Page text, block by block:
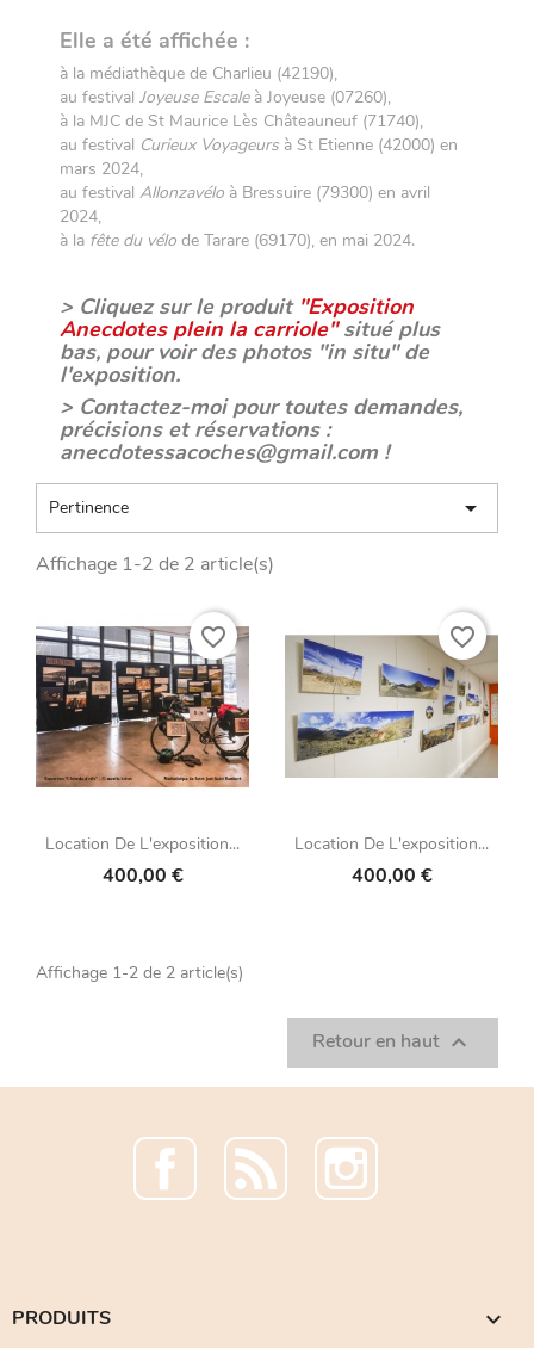
Elle a été affichée :
à la médiathèque de Charlieu (42190),
au festival Joyeuse Escaleà Joyeuse (07260),
à la MJC de St Maurice Lès Châteauneuf (71740),
au festival Curieux Voyageurs à St Etienne (42000) en
mars 2024,
au festival Allonzavélo à Bressuire (79300) en avril
2024,
à la fête du vélo de Tarare (69170), en mai 2024.
> Cliquez sur le produit "Exposition
Anecdotes plein la carriole"situé plus
bas, pour voir des photos "in situ" de
l'exposition.
> Contactez-moi pour toutes demandes,
précisions et réservations :
anecdotessacoches@gmail.com !
Pertinence 
Affichage 1-2 de 2 article(s)
Location De L'exposition...
400,00 €
favorite_border
Location De L'exposition...
400,00 €
favorite_border
Affichage 1-2 de 2 article(s)
Retour en haut 
Facebook Rss Instagram
PRODUITS 